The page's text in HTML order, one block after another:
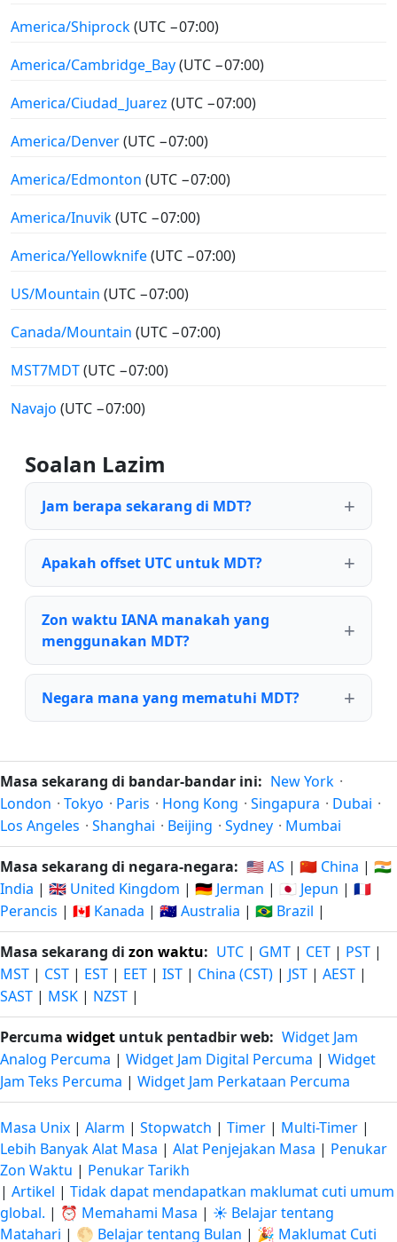
America/Shiprock(UTC −07:00)
America/Cambridge_Bay(UTC −07:00)
America/Ciudad_Juarez (UTC −07:00)
America/Denver(UTC −07:00)
America/Edmonton (UTC −07:00)
America/Inuvik(UTC −07:00)
America/Yellowknife(UTC −07:00)
US/Mountain (UTC −07:00)
Canada/Mountain (UTC −07:00)
MST7MDT(UTC −07:00)
Navajo (UTC −07:00)
Soalan Lazim
Jam berapa sekarang di MDT?
Apakah offset UTC untuk MDT?
Zon waktu IANA manakah yang
menggunakan MDT?
Negara mana yang mematuhi MDT?
Masa sekarang di bandar-bandar ini: New York ·
London · Tokyo · Paris · Hong Kong · Singapura · Dubai ·
Los Angeles · Shanghai · Beijing · Sydney · Mumbai
Masa sekarang di negara-negara: 🇺🇸 AS | 🇨🇳 China | 🇮🇳
India | 🇬🇧 United Kingdom | 🇩🇪 Jerman | 🇯🇵 Jepun | 🇫🇷
Perancis | 🇨🇦 Kanada | 🇦🇺 Australia | 🇧🇷 Brazil |
Masa sekarang di zon waktu: UTC | GMT | CET | PST |
MST | CST | EST | EET | IST | China (CST) | JST | AEST |
SAST | MSK | NZST |
Percuma widget untuk pentadbir web: Widget Jam
Analog Percuma | Widget Jam Digital Percuma | Widget
Jam Teks Percuma | Widget Jam Perkataan Percuma
Masa Unix | Alarm | Stopwatch | Timer | Multi-Timer |
Lebih Banyak Alat Masa | Alat Penjejakan Masa | Penukar
Zon Waktu | Penukar Tarikh
| Artikel | Tidak dapat mendapatkan maklumat cuti umum
global. | ⏰ Memahami Masa | ☀️ Belajar tentang
Matahari | 🌕 Belajar tentang Bulan | 🎉 Maklumat Cuti